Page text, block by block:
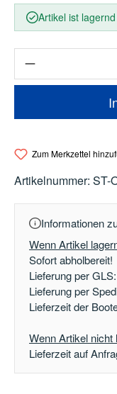
Artikel ist lagernd
Produkt
Zum Merkzettel
Artikelnummer: ST-
Informationen
Wenn Artikel
Sofort abholbereit!
Lieferung per
Lieferung per
Lieferzeit der
Wenn Artikel nicht
Lieferzeit auf